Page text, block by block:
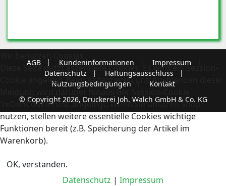
AGB Kundeninformationen
Impressum
Datenschutz
Haftungsausschluss
Nutzungsbedingungen
Kontakt
© Copyright 2026, Druckerei Joh. Walch GmbH & Co. KG
Diese Seite nutzt essentielle Cookies. Es wird ein Session-
Cookie angelegt. Beim Akzeptieren und Ausblenden dieser
Meldung wird darüber hinaus der Session-Cookie
'reDimCookieHint' angelegt. Wenn Sie unseren Shop
nutzen, stellen weitere essentielle Cookies wichtige
Funktionen bereit (z.B. Speicherung der Artikel im
Warenkorb).
OK, verstanden.
Datenschutz | Impressum